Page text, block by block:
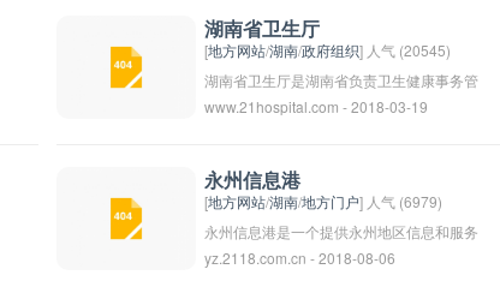
高质量的通信服务，同时也积极推动信息化
建设和数字化转型。
湖南省卫生厅
[地方网站/湖南/政府组织] 人气 (20545)
湖南省卫生厅是湖南省负责卫生健康事务管
理的部门，负责协调和监督省内各级医疗机
要职责包括制定和实施卫生健康政策、监督
卫生机构管理、推动医疗服务优质化、健康
教育和预防工作等。湖南省卫生厅致力于提
高全民健康水平，保障人民身体健康和生命
www.21hospital.com - 2018-03-19
永州信息港
[地方网站/湖南/地方门户] 人气 (6979)
永州信息港是一个提供永州地区信息和服务
的网站平台，为用户提供政务信息、生活服
yz.2118.com.cn - 2018-08-06